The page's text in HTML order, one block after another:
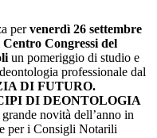
pervenerdì 26 settembre
Centro Congressi del
un pomeriggio di studio e
professionale dal
DI FUTURO.
DI DEONTOLOGIA
novità dell’anno in
per i Consigli Notarili